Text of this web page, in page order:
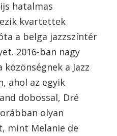
hatalmas
kvartettek
a belga jazzszíntér
2016-ban nagy
a Jazz
ahol az egyik
dobossal, Dré
olyan
mint Melanie de